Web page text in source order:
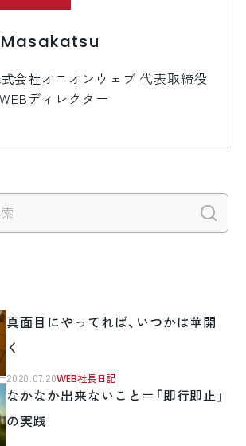
会社オニオンウェブ 代表取締役
ディレクター
真面目にやってれば、いつかは華開
く
2020.07.20WEB社長日記
なかなか出来ないこと＝「即行即止」
の実践